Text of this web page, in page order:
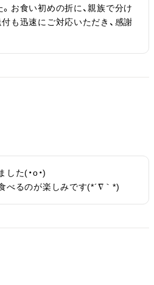
お食い初めの折に、親族で分け
も迅速にご対応いただき、感謝
た(・o・)
べるのが楽しみです(*´∇｀*)